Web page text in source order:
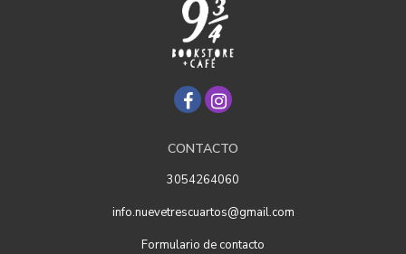
CONTACTO
3054264060
info.nuevetrescuartos@gmail.com
Formulario de contacto